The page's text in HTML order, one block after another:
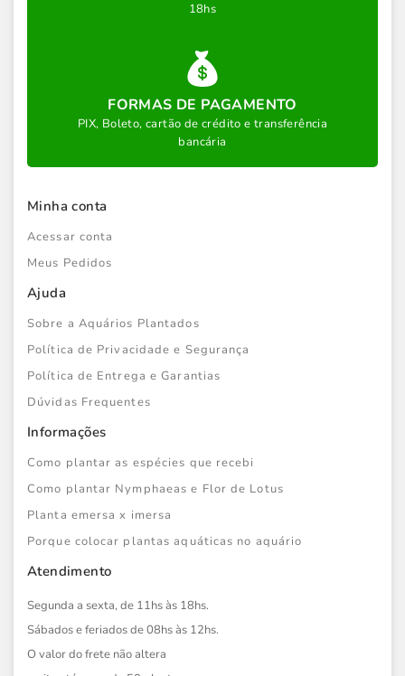
18hs
FORMAS DE PAGAMENTO
PIX, Boleto, cartão de crédito e transferência
bancária
Minha conta
Acessar conta
Meus Pedidos
Ajuda
Sobre a Aquários Plantados
Política de Privacidade e Segurança
Política de Entrega e Garantias
Dúvidas Frequentes
Informações
Como plantar as espécies que recebi
Como plantar Nymphaeas e Flor de Lotus
Planta emersa x imersa
Porque colocar plantas aquáticas no aquário
Atendimento
Segunda a sexta, de 11hs às 18hs.
Sábados e feriados de 08hs às 12hs.
O valor do frete não altera